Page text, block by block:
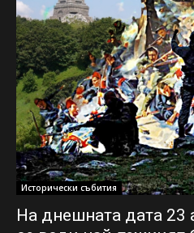
Исторически събития
На днешната дата 23